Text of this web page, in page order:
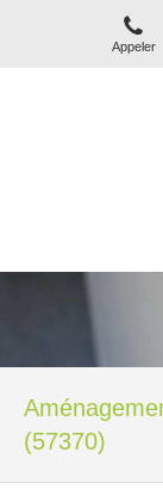
Appeler
(57370)